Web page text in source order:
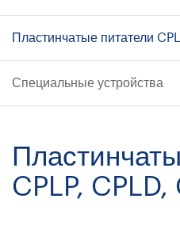
Пластинчатые питатели
Специальные устройства
CPLP, CPLD,